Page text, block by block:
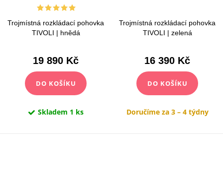
Trojmístná rozkládací pohovka
TIVOLI | hnědá
19 890 Kč
DO KOŠÍKU
Skladem 1 ks
Trojmístná rozkládací pohovka
TIVOLI | zelená
16 390 Kč
DO KOŠÍKU
Doručíme za 3 – 4 týdny